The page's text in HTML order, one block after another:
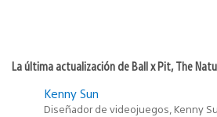
La última actualización de Ball x Pit, The
Kenny Sun
Diseñador de videojuegos, Kenny